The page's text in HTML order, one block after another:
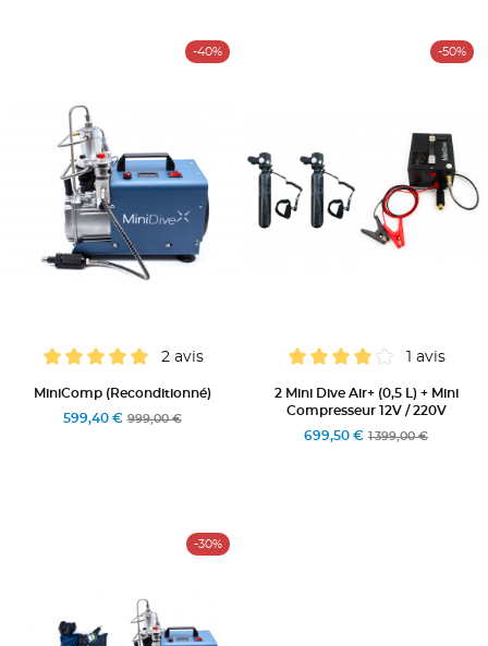
-40%
2 avis
MiniComp (Reconditionné)
599,40 € 999,00 €
-50%
1 avis
2 Mini Dive Air+ (0,5 L) + Mini
Compresseur 12V / 220V
699,50 € 1 399,00 €
-30%